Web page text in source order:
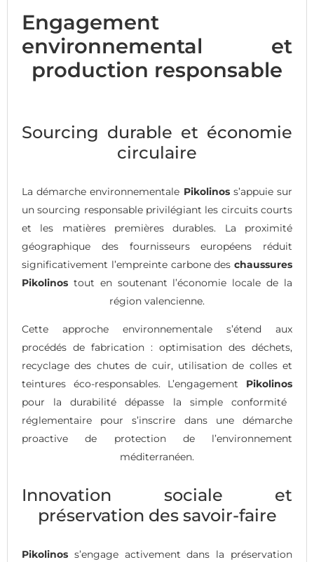
Engagement
environnemental et
production responsable
Sourcing durable et économie
circulaire
La démarche environnementale Pikolinoss’appuie sur
un sourcing responsable privilégiant les circuits courts
et les matières premières durables. La proximité
géographique des fournisseurs européens réduit
significativement l’empreinte carbone des chaussures
Pikolinos tout en soutenant l’économie locale de la
région valencienne.
Cette approche environnementale s’étend aux
procédés de fabrication : optimisation des déchets,
recyclage des chutes de cuir, utilisation de colles et
teintures éco-responsables. L’engagement Pikolinos
pour la durabilité dépasse la simple conformité
réglementaire pour s’inscrire dans une démarche
proactive de protection de l’environnement
méditerranéen.
Innovation sociale et
préservation des savoir-faire
Pikolinos s’engage activement dans la préservation